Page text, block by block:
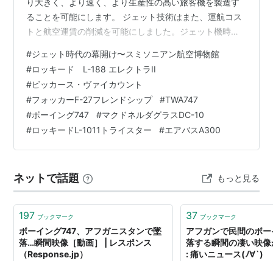
り大きく、より速く、より生産性の高い旅客機を製造す
ることを可能にします。 ジェット技術はまた、運航コス
トと航空運賃の削減を可能にしました。ジェット機時代
それによって航空業界は一変し、大きな波乱が巻き起こ
ります。そして乗客は運賃の下落の恩恵を受け、乗りた
い人はほとんど誰でも飛行機に乗れるようになりまし
た。 航空史において航空旅行体験のあり方を大きく変え
た出来事は三つあると言われています。 コンピューター
導入による各種革命、2001年の911同時多発…
#ジェット時代の幕開け〜スミソニアン航空博物館
#ロッキード L-188 エレクトラII
#ビッカース・ヴァイカウント
#フォッカーF-27フレンドシップ #TWA747
#ボーイング747 #マクドネルダグラスDC-10
#ロッキードL-1011トライスター #エアバスA300
ネットで話題 もっと見る
197 ブックマーク
ボーイング747、アフガニスタンで墜
落…瞬間映像［動画］ | レスポンス
（Response.jp）
37 ブックマーク
アフガンで民間のボ
落する瞬間の凄い映
: 痛いニュース(ﾉ∀`)